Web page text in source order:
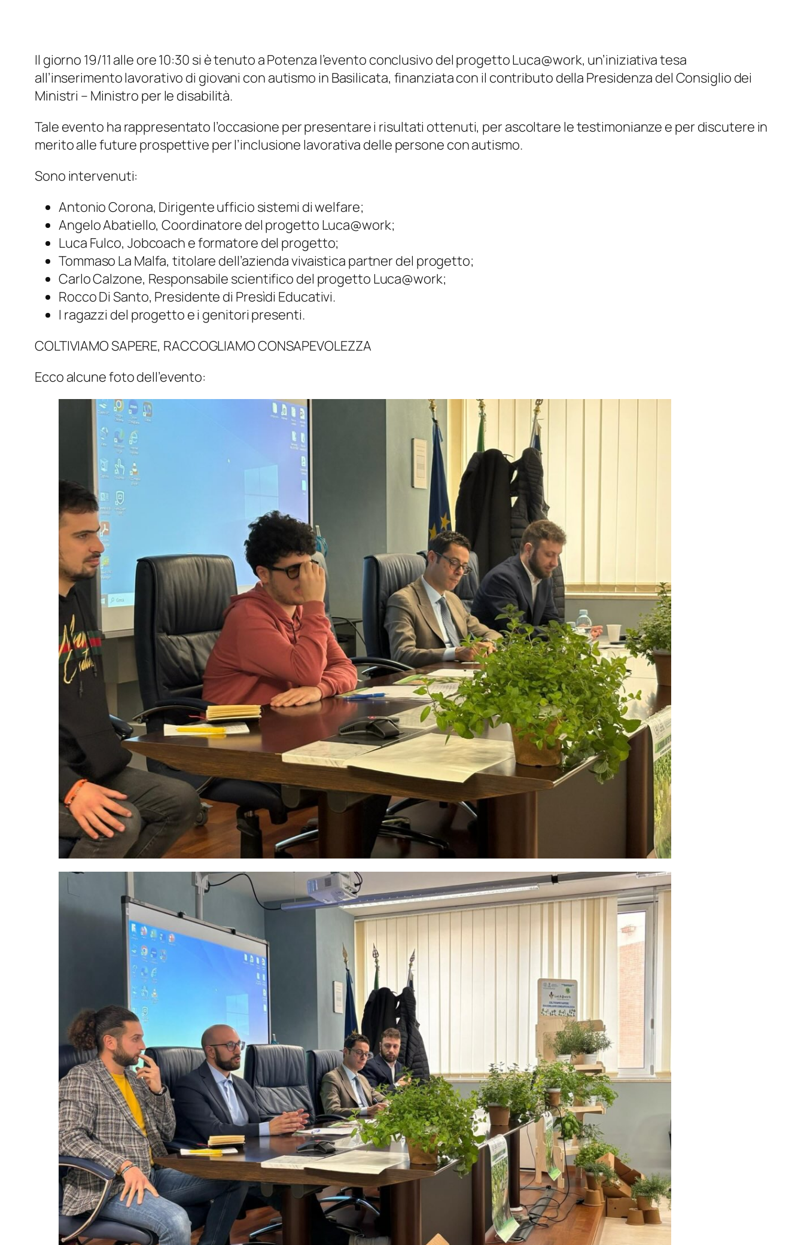
Il giorno 19/11 alle ore 10:30 si è tenuto a Potenza l’evento conclusivo del progetto Luca@work, un’iniziativa tesa
all’inserimento lavorativo di giovani con autismo in Basilicata, finanziata con il contributo della Presidenza del Consiglio dei
Ministri – Ministro per le disabilità.
Tale evento ha rappresentato l’occasione per presentare i risultati ottenuti, per ascoltare le testimonianze e per discutere in
merito alle future prospettive per l’inclusione lavorativa delle persone con autismo.
Sono intervenuti:
Antonio Corona, Dirigente ufficio sistemi di welfare;
Angelo Abatiello, Coordinatore del progetto Luca@work;
Luca Fulco, Jobcoach e formatore del progetto;
Tommaso La Malfa, titolare dell’azienda vivaistica partner del progetto;
Carlo Calzone, Responsabile scientifico del progetto Luca@work;
Rocco Di Santo, Presidente di Presìdi Educativi.
I ragazzi del progetto e i genitori presenti.
COLTIVIAMO SAPERE, RACCOGLIAMO CONSAPEVOLEZZA
Ecco alcune foto dell’evento: